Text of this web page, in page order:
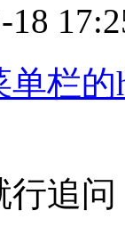
18
栏
行追问